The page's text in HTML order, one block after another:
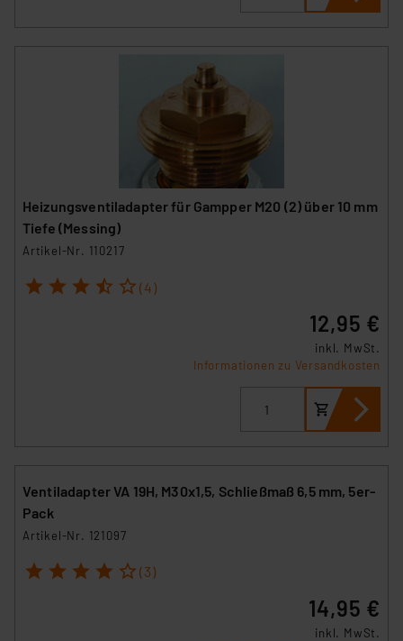
Heizungsventiladapter für Gampper M20 (2) über 10 mm
Tiefe (Messing)
Artikel-Nr. 110217
1 2 3 4 5 (4)
12,95 €
inkl. MwSt.
Informationen zu Versandkosten
Ventiladapter VA 19H, M30x1,5, Schließmaß 6,5 mm, 5er-
Pack
Artikel-Nr. 121097
1 2 3 4 5 (3)
14,95 €
inkl. MwSt.